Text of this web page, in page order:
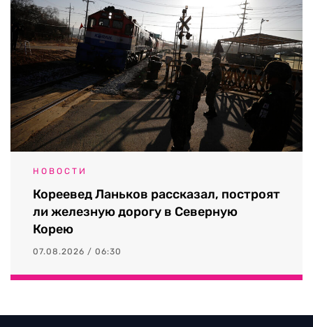
НОВОСТИ
Кореевед Ланьков рассказал, построят
ли железную дорогу в Северную
Корею
07.08.2026 / 06:30